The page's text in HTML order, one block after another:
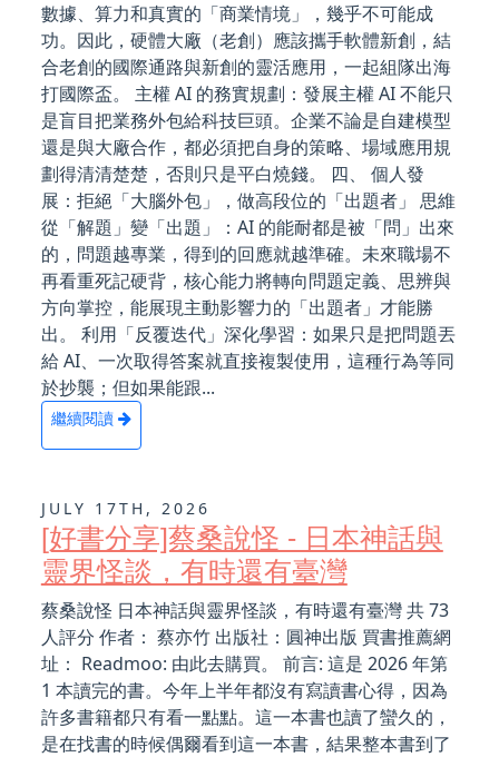
數據、算力和真實的「商業情境」，幾乎不可能成
功。因此，硬體大廠（老創）應該攜手軟體新創，結
合老創的國際通路與新創的靈活應用，一起組隊出海
打國際盃。 主權 AI 的務實規劃：發展主權 AI 不能只
是盲目把業務外包給科技巨頭。企業不論是自建模型
還是與大廠合作，都必須把自身的策略、場域應用規
劃得清清楚楚，否則只是平白燒錢。 四、 個人發
展：拒絕「大腦外包」，做高段位的「出題者」 思維
從「解題」變「出題」：AI 的能耐都是被「問」出來
的，問題越專業，得到的回應就越準確。未來職場不
再看重死記硬背，核心能力將轉向問題定義、思辨與
方向掌控，能展現主動影響力的「出題者」才能勝
出。 利用「反覆迭代」深化學習：如果只是把問題丟
給 AI、一次取得答案就直接複製使用，這種行為等同
於抄襲；但如果能跟...
繼續閱讀
JULY 17TH, 2026
[好書分享]蔡桑說怪 - 日本神話與
靈界怪談，有時還有臺灣
蔡桑說怪 日本神話與靈界怪談，有時還有臺灣 共 73
人評分 作者： 蔡亦竹 出版社：圓神出版 買書推薦網
址： Readmoo: 由此去購買。 前言: 這是 2026 年第
1 本讀完的書。今年上半年都沒有寫讀書心得，因為
許多書籍都只有看一點點。這一本書也讀了蠻久的，
是在找書的時候偶爾看到這一本書，結果整本書到了